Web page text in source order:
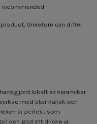
recommended
product, therefore can differ
lokalt av keramiker
med stor kärlek och
är perfekt som
och god att dricka ur.